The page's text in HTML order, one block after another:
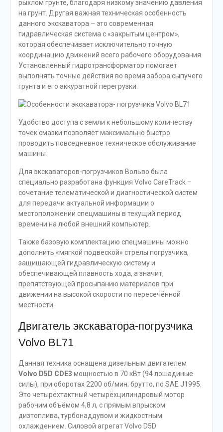
рыхлом грунте, благодаря низкому значению давления
на грунт. Другая важная техническая особенность
данного экскаватора – это современная
гидравлическая система с «закрытым центром»,
которая обеспечивает исключительно точную
координацию движений всего рабочего оборудования.
Установленный гидротрансформатор помогает
выполнять точные действия во время забора сыпучего
грунта и его аккуратной перегрузки.
Удобство доступа с земли к небольшому количеству
точек смазки позволяет максимально быстро
проводить повседневное техническое обслуживание
машины.
Для экскаваторов-погрузчиков Вольво была
специально разработана функция Volvo CareTrack –
сочетание телематической и диагностической систем
для передачи актуальной информации о
местоположении спецмашины в текущий период
времени на любой внешний компьютер.
Также базовую комплектацию спецмашины можно
дополнить «мягкой подвеской» стрелы погрузчика,
защищающей гидравлическую систему и
обеспечивающей плавность хода, а значит,
препятствующей просыпанию материалов при
движении на высокой скорости по пересечённой
местности.
Двигатель экскаватора-погрузчика
Volvo BL71
Данная техника оснащена дизельным двигателем
Volvo D5D CDE3 мощностью в 70 кВт (94 лошадиные
силы), при оборотах 2200 об/мин; брутто, по SAE J1995.
Это четырёхтактный четырёхцилиндровый мотор
рабочим объёмом 4,8 л, с прямым впрыском
дизтоплива, турбонаддувом и жидкостным
охлаждением. Силовой агрегат Volvo D5D